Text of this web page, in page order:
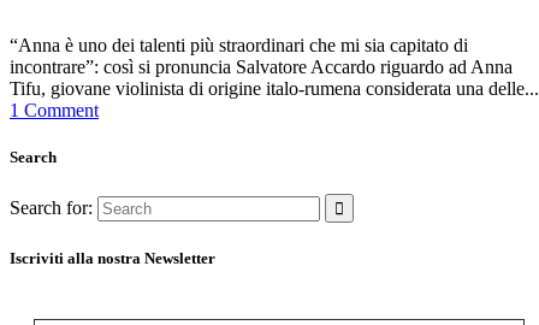
“Anna è uno dei talenti più straordinari che mi sia capitato di
incontrare”: così si pronuncia Salvatore Accardo riguardo ad Anna
Tifu, giovane violinista di origine italo-rumena considerata una delle...
1 Comment
Search
Search for:
Iscriviti alla nostra Newsletter